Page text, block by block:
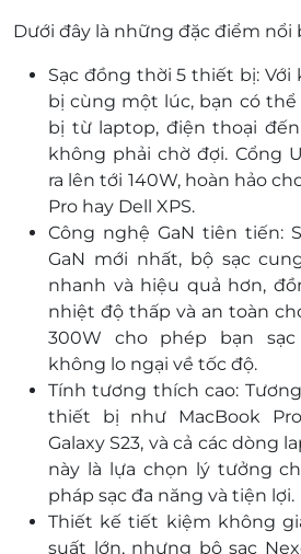
Dưới đây là những đặc điểm nổi
Sạc đồng thời 5 thiết bị: Với
bị cùng một lúc, bạn có
bị từ laptop, điện thoại
không phải chờ đợi. Cổng
ra lên tới 140W, hoàn hảo
Pro hay Dell XPS.
Công nghệ GaN tiên tiến:
GaN mới nhất, bộ sạc
nhanh và hiệu quả hơn,
nhiệt độ thấp và an toàn
300W cho phép bạn
không lo ngại về tốc độ.
Tính tương thích cao:
thiết bị như MacBook
Galaxy S23, và cả các dòng
này là lựa chọn lý tưởng
pháp sạc đa năng và tiện lợi.
Thiết kế tiết kiệm không
suất lớn, nhưng bộ sạc